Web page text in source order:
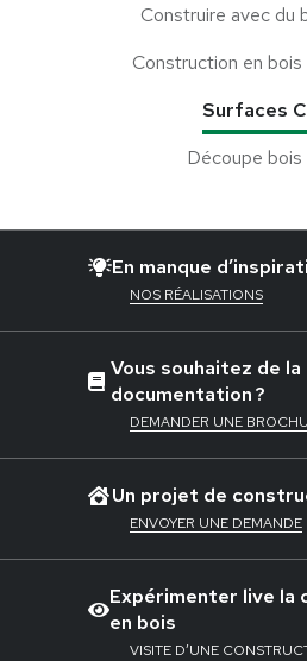
Construire avec du
Construction en
Surfaces
Découpe bois
En manque
NOS RÉALISATIONS
Vous souhaitez de la
documentation ?
DEMANDER UNE
Un projet de
ENVOYER UNE DEMANDE
Expérimenter live la
en bois
VISITE D’UNE